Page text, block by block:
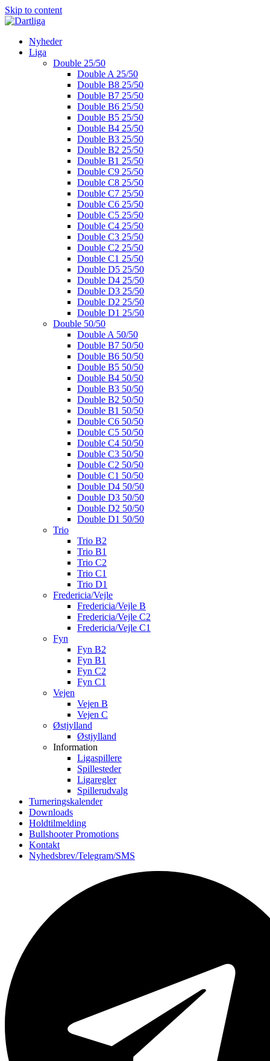
Skip to content
Nyheder
Liga
Double 25/50
Double A 25/50
Double B8 25/50
Double B7 25/50
Double B6 25/50
Double B5 25/50
Double B4 25/50
Double B3 25/50
Double B2 25/50
Double B1 25/50
Double C9 25/50
Double C8 25/50
Double C7 25/50
Double C6 25/50
Double C5 25/50
Double C4 25/50
Double C3 25/50
Double C2 25/50
Double C1 25/50
Double D5 25/50
Double D4 25/50
Double D3 25/50
Double D2 25/50
Double D1 25/50
Double 50/50
Double A 50/50
Double B7 50/50
Double B6 50/50
Double B5 50/50
Double B4 50/50
Double B3 50/50
Double B2 50/50
Double B1 50/50
Double C6 50/50
Double C5 50/50
Double C4 50/50
Double C3 50/50
Double C2 50/50
Double C1 50/50
Double D4 50/50
Double D3 50/50
Double D2 50/50
Double D1 50/50
Trio
Trio B2
Trio B1
Trio C2
Trio C1
Trio D1
Fredericia/Vejle
Fredericia/Vejle B
Fredericia/Vejle C2
Fredericia/Vejle C1
Fyn
Fyn B2
Fyn B1
Fyn C2
Fyn C1
Vejen
Vejen B
Vejen C
Østjylland
Østjylland
Information
Ligaspillere
Spillesteder
Ligaregler
Spillerudvalg
Turneringskalender
Downloads
Holdtilmelding
Bullshooter Promotions
Kontakt
Nyhedsbrev/Telegram/SMS